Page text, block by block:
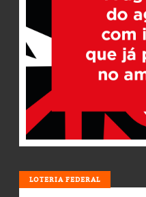
LOTERIA
LOTERIA FEDERAL